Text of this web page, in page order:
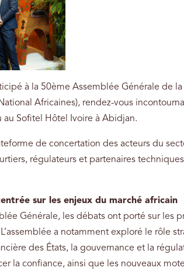
à la 50ème Assemblée Générale de
Africaines), rendez-vous
au Sofitel Hôtel Ivoire à Abidjan.
de concertation des acteurs du
régulateurs et partenaires
sur les enjeux du marché africain
Générale, les débats ont porté sur les
a notamment exploré le rôle
des États, la gouvernance et la
la confiance, ainsi que les nouveaux